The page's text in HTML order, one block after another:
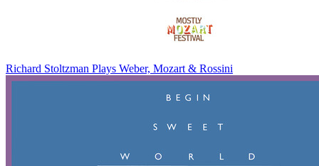
Richard Stoltzman Plays Weber, Mozart & Rossini